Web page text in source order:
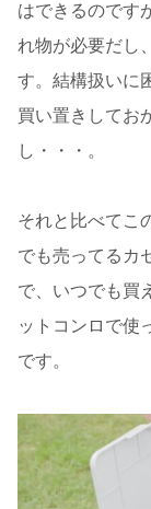
はできるのです
れ物が必要だし
す。結構扱いに
買い置きしてお
し・・・。
それと比べてこ
でも売ってるカ
で、いつでも買
ットコンロで使
です。